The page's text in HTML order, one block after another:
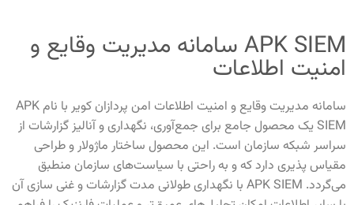
APK SIEM سامانه مدیریت وقایع و
امنیت اطلاعات
سامانه مدیریت وقایع و امنیت اطلاعات امن پردازان کویر با نام APK
SIEM یک محصول جامع برای جمع‌آوری، نگهداری و آنالیز گزارشات از
سراسر شبکه سازمان است. این محصول ساختار ماژولار و طراحی
مقیاس پذیری دارد که و به راحتی با سیاست‌های سازمان منطبق
می‌گردد. APK SIEM با نگهداری طولانی مدت گزارشات و غنی سازی آن